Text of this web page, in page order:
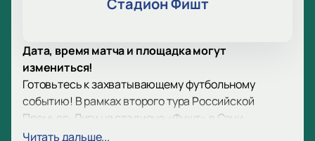
Стадион Фишт
Дата, время матча и площадка могут
измениться!
Готовьтесь к захватывающему футбольному
событию! В рамках второго тура Российской
Премьер-Лиги на стадионе «Фишт» в Сочи
состоится матч между командами Сочи и Акрон.
Читать дальше...